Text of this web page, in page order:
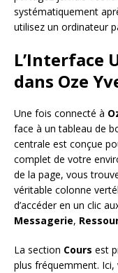
systématiquement
utilisez un ordinateur
L’Interface
dans Oze
Une fois connecté à
face à un tableau de
centrale est conçue
complet de votre
de la page, vous
véritable colonne
d’accéder en un clic
Messagerie,
La section Cours est
plus fréquemment. Ici,